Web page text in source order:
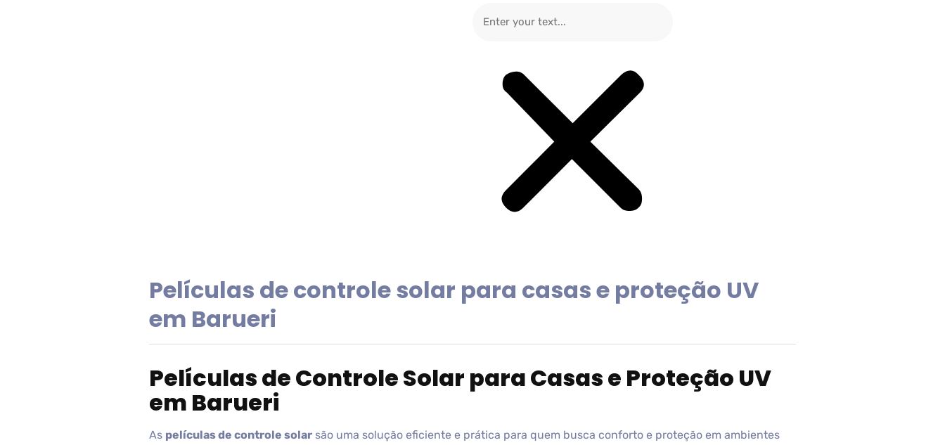
Películas de controle solar para casas e proteção UV
em Barueri
Películas de Controle Solar para Casas e Proteção UV
em Barueri
As películas de controle solar são uma solução eficiente e prática para quem busca conforto e proteção em ambientes